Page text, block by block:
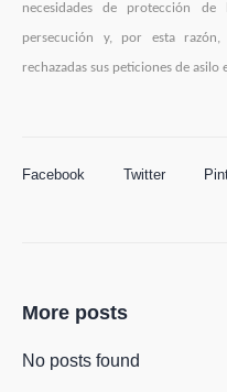
necesidades de protección
persecución y, por esta
rechazadas sus peticiones de
Facebook Twitter
More posts
No posts found